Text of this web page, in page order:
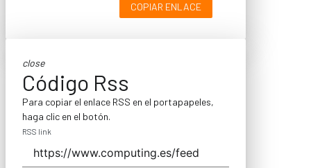
COPIAR ENLACE
close
Código Rss
Para copiar el enlace RSS en el portapapeles,
haga clic en el botón.
RSS link